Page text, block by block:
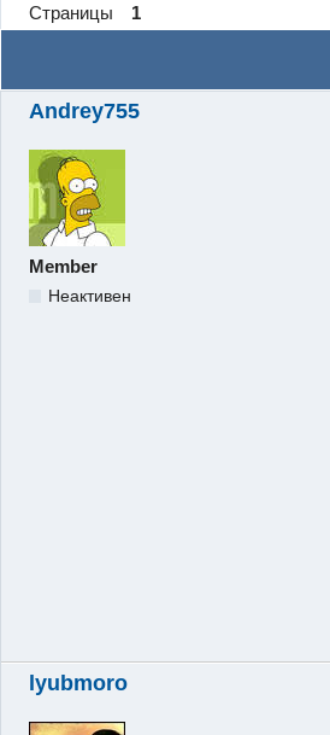
Страницы 1
Andrey755
Member
Неактивен
lyubmoro